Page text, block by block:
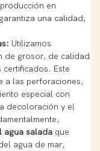
en
una calidad,
Utilizamos
de grosor, de calidad
Este
a las perforaciones,
especial con
decoloración y el
agua saladaque
agua de mar,